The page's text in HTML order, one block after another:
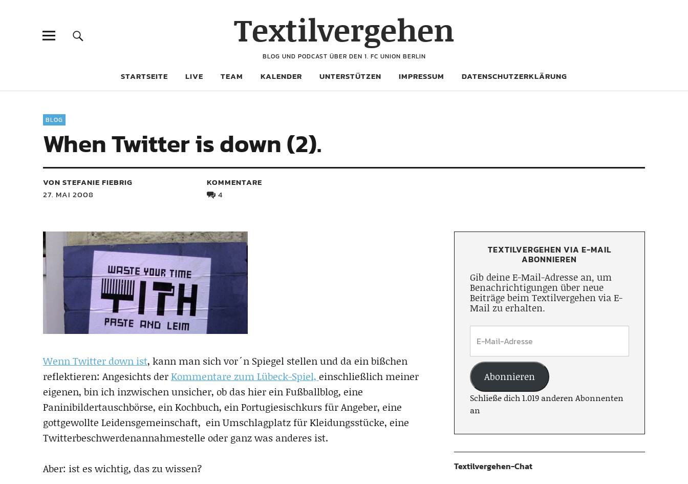
Textilvergehen
BLOG UND PODCAST ÜBER DEN 1. FC UNION BERLIN
STARTSEITE LIVE TEAM KALENDER UNTERSTÜTZEN IMPRESSUM DATENSCHUTZERKLÄRUNG
BLOG
When Twitter is down (2).
VON STEFANIE FIEBRIG
27. MAI 2008
KOMMENTARE
4
Wenn Twitter down ist, kann man sich vor´n Spiegel stellen und da ein bißchen
reflektieren: Angesichts derKommentare zum Lübeck-Spiel, einschließlich meiner
eigenen, bin ich inzwischen unsicher, ob das hier ein Fußballblog, eine
Paninibildertauschbörse, ein Kochbuch, ein Portugiesischkurs für Angeber, eine
gottgewollte Leidensgemeinschaft, ein Umschlagplatz für Kleidungsstücke, eine
Twitterbeschwerdenannahmestelle oder ganz was anderes ist.
Aber: ist es wichtig, das zu wissen?
TEXTILVERGEHEN VIA E-MAIL
ABONNIEREN
Gib deine E-Mail-Adresse an, um
Benachrichtigungen über neue
Beiträge beim Textilvergehen via E-
Mail zu erhalten.
Abonnieren
Schließe dich 1.019 anderen Abonnenten
an
Textilvergehen-Chat